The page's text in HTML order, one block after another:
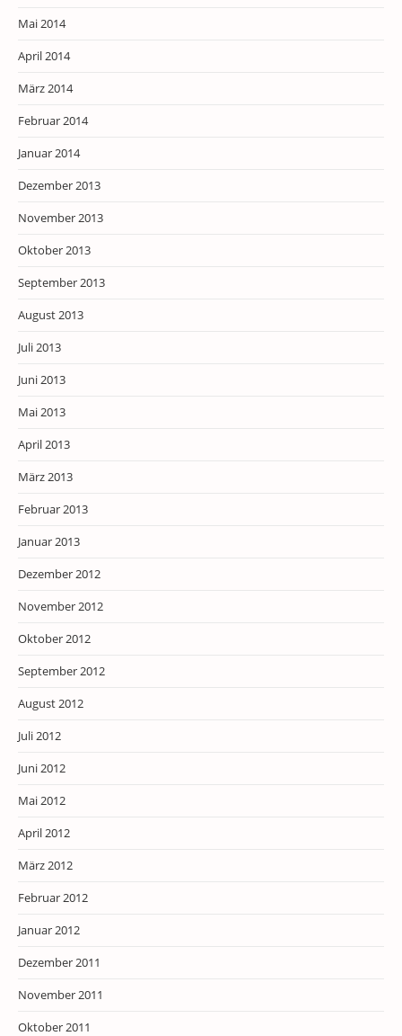
Mai 2014
April 2014
März 2014
Februar 2014
Januar 2014
Dezember 2013
November 2013
Oktober 2013
September 2013
August 2013
Juli 2013
Juni 2013
Mai 2013
April 2013
März 2013
Februar 2013
Januar 2013
Dezember 2012
November 2012
Oktober 2012
September 2012
August 2012
Juli 2012
Juni 2012
Mai 2012
April 2012
März 2012
Februar 2012
Januar 2012
Dezember 2011
November 2011
Oktober 2011